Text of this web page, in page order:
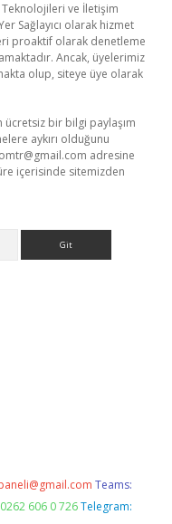
Teknolojileri ve İletişim
Sağlayıcı olarak hizmet
proaktif olarak denetleme
Ancak, üyelerimiz
olup, siteye üye olarak
ücretsiz bir bilgi paylaşım
aykırı olduğunu
adresine
içerisinde sitemizden
Teams:
606 0 726 Telegram: